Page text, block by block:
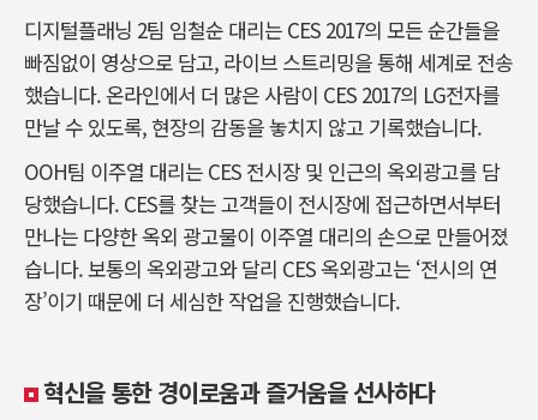
디지털플래닝 2팀 임철순 대리는 CES 2017의 모든 순간들을
빠짐없이 영상으로 담고, 라이브 스트리밍을 통해 세계로 전송
했습니다. 온라인에서 더 많은 사람이 CES 2017의 LG전자를
만날 수 있도록, 현장의 감동을 놓치지 않고 기록했습니다.
OOH팀 이주열 대리는 CES 전시장 및 인근의 옥외광고를 담
당했습니다. CES를 찾는 고객들이 전시장에 접근하면서부터
만나는 다양한 옥외 광고물이 이주열 대리의 손으로 만들어졌
습니다. 보통의 옥외광고와 달리 CES 옥외광고는 ‘전시의 연
장’이기 때문에 더 세심한 작업을 진행했습니다.
혁신을 통한 경이로움과 즐거움을 선사하다